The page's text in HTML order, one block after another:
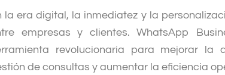
la era digital, la inmediatez y la
empresas y clientes. WhatsApp
revolucionaria para mejorar la
de consultas y aumentar la eficiencia